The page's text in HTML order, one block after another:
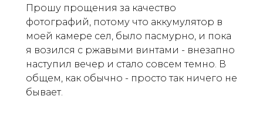
Прошу прощения за качество
фотографий, потому что аккумулятор в
моей камере сел, было пасмурно, и пока
я возился с ржавыми винтами - внезапно
наступил вечер и стало совсем темно. В
общем, как обычно - просто так ничего не
бывает.